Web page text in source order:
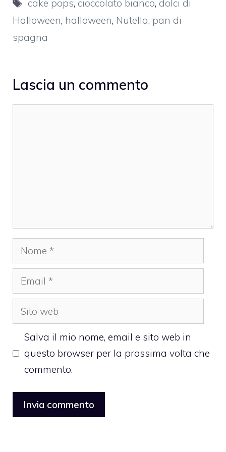
cake pops, cioccolato bianco, dolci di
Halloween, halloween, Nutella, pan di
spagna
Lascia un commento
Nome
Email
Sito
web
Salva il mio nome, email e sito web in
questo browser per la prossima volta che
commento.